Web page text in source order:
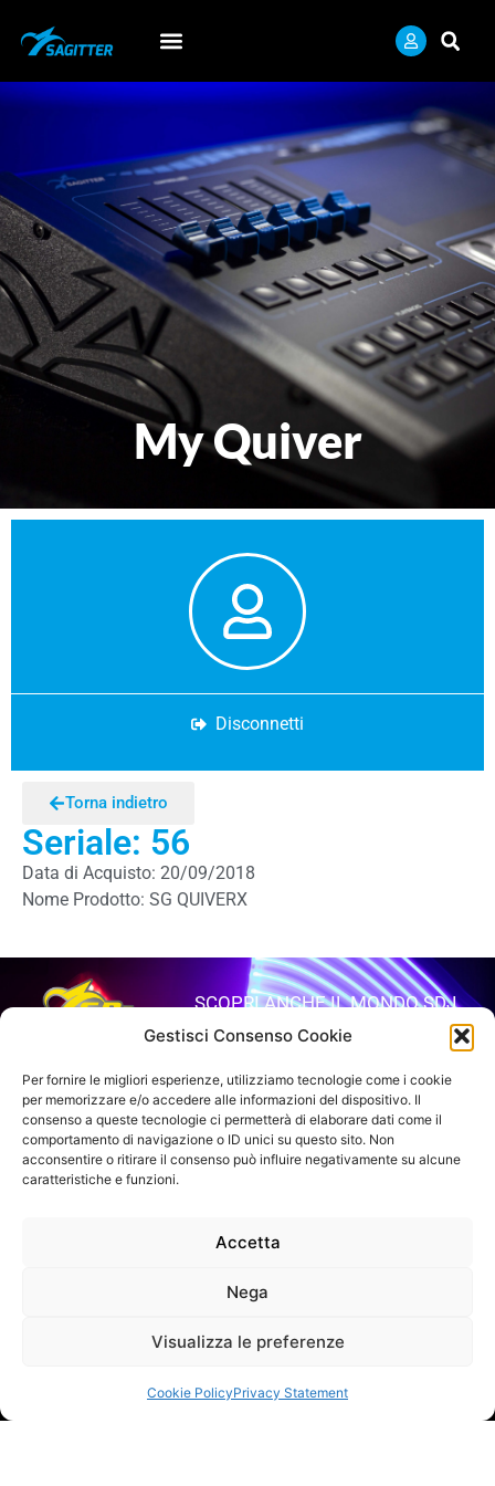
Gestisci Consenso Cookie
Per fornire le migliori esperienze, utilizziamo tecnologie come i cookie
per memorizzare e/o accedere alle informazioni del dispositivo. Il
consenso a queste tecnologie ci permetterà di elaborare dati come il
comportamento di navigazione o ID unici su questo sito. Non
acconsentire o ritirare il consenso può influire negativamente su alcune
caratteristiche e funzioni.
Accetta
Nega
Visualizza le preferenze
Cookie PolicyPrivacy Statement
My Quiver
Disconnetti
Torna indietro
Seriale: 56
Data di Acquisto: 20/09/2018
Nome Prodotto: SG QUIVERX
SCOPRI ANCHE IL MONDO SDJ
SAGITTER | Proel S.p.A.
VUOI RIMANERE AGGIORNATO?
Iscriviti alla newsletter